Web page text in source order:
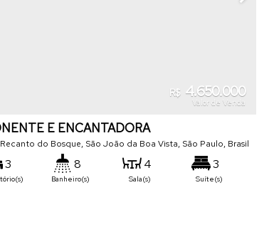
R$ 4.650.000
Valor de Venda
E ENCANTADORA
do Bosque, São João da Boa Vista, São Paulo, Brasil
3 8
Banheiro(s)
4
Sala(s)
3
Suíte(s)